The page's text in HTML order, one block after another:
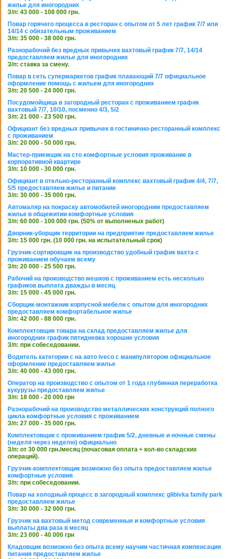
жилье для иногородних
З/п: 43 000 - 108 000 грн.
Повар горячего процесса в ресторан с опытом от 5 лет график 7/7 или
14/14 с обязательным проживанием
З/п: 35 000 - 38 000 грн.
Разнорабочий без вредных привычек вахтовый график 7/7, 14/14
предоставляем жилье для иногородних
З/п: ставка за смену.
Повар в сеть супермаркетов график плавающий 7/7 официальное
оформление помощь с жильем для иногородних
З/п: 20 500 - 24 000 грн.
Посудомойщица в загородный ресторан с проживанием график
вахтовый 7/7, 10/10, посменно 4/3, 5/2
З/п: 21 000 - 23 500 грн.
Официант без вредных привычек в гостинично-ресторанный комплекс
с проживанием
З/п: 20 000 - 50 000 грн.
Мастер-приемщик на сто комфортные условия проживание в
корпоративной квартире
З/п: 10 000 - 30 000 грн.
Официант в отельно-ресторанный комплекс вахтовый график 4/4, 7/7,
5/5 предоставляем жилье и питание
З/п: 30 000 - 35 000 грн.
Автомаляр на покраску автомобилей иногородним предоставляем
жилье в общежитии комфортные условия
З/п: 60 000 - 100 000 грн. (50% от выполненых работ)
Дворник-уборщик территории на предприятие предоставляем жилье
З/п: 15 000 грн. (10 000 грн. на испытательный срок)
Грузчик-сортировщик на производство удобный график вахта с
проживанием обучаем всему
З/п: 20 000 - 25 500 грн.
Рабочий на производство мешков с проживанием есть несколько
графиков выплата дважды в месяц
З/п: 15 000 - 45 000 грн.
Сборщик-монтажник корпусной мебели с опытом для иногородних
предоставляем комфортабельное жилье
З/п: 42 000 - 88 000 грн.
Комплектовщик товара на склад предоставляем жилье для
иногородних график пятидневка хорошие условия
З/п: при собеседовании.
Водитель категории с на авто iveco с манипулятором официальное
оформление предоставляем жилье
З/п: 40 000 - 43 000 грн.
Оператор на производство с опытом от 1 года глубинная переработка
кукурузы предоставляем жилье
З/п: 18 000 - 20 000 грн
Разнорабочий на производство металлических конструкций полного
цикла комфортные условия с проживанием
З/п: 27 000 - 35 000 грн.
Комплектовщик с проживанием график 5/2, дневные и ночные смены
(неделя через неделю) официально
З/п: от 30 000 грн./месяц (почасовая оплата + кол-во складских
операций).
Грузчик-комплектовщик возможно без опыта предоставляем жилье
комфортные условия
З/п: при собеседовании.
Повар на холодный процесс в загородный комплекс glibivka family park
предоставляем жилье
З/п: 30 000 - 32 000 грн.
Грузчик на вахтовый метод современные и комфортные условия
выплаты два раза в месяц
З/п: 23 000 - 40 000 грн
Кладовщик возможно без опыта всему научим частичная компенсация
питания предоставляем жилье